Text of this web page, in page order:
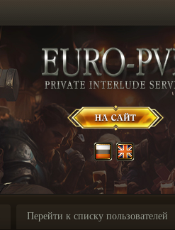
Перейти к списку пользователей